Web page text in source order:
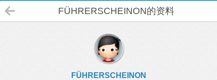
FÜHRERSCHEINON的资料
FÜHRERSCHEINON